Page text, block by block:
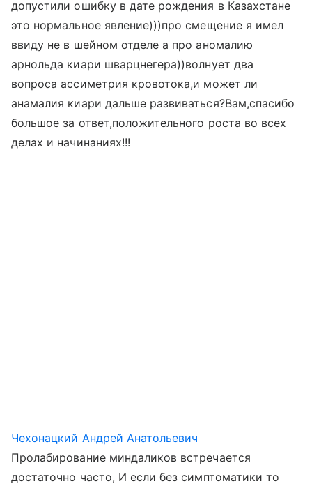
допустили ошибку в дате рождения в Казахстане
это нормальное явление)))про смещение я имел
ввиду не в шейном отделе а про аномалию
арнольда киари шварцнегера))волнует два
вопроса ассиметрия кровотока,и может ли
анамалия киари дальше развиваться?Вам,спасибо
большое за ответ,положительного роста во всех
делах и начинаниях!!!
Чехонацкий Андрей Анатольевич
Пролабирование миндаликов встречается
достаточно часто, И если без симптоматики то